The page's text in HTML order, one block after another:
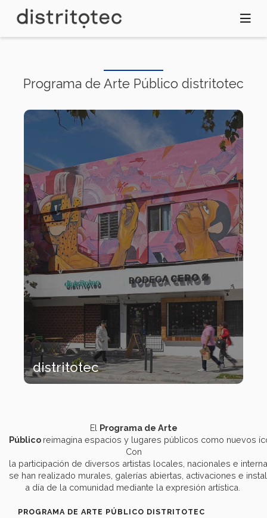
principal
Programa de Arte Público distritotec
distritotec
El Programa de Arte
Público reimagina espacios y lugares públicos como nuevos
Con
la participación de diversos artistas locales, nacionales e
se han realizado murales, galerías abiertas, activaciones e
a día de la comunidad mediante la expresión artística.
PROGRAMA DE ARTE PÚBLICO DISTRITOTEC